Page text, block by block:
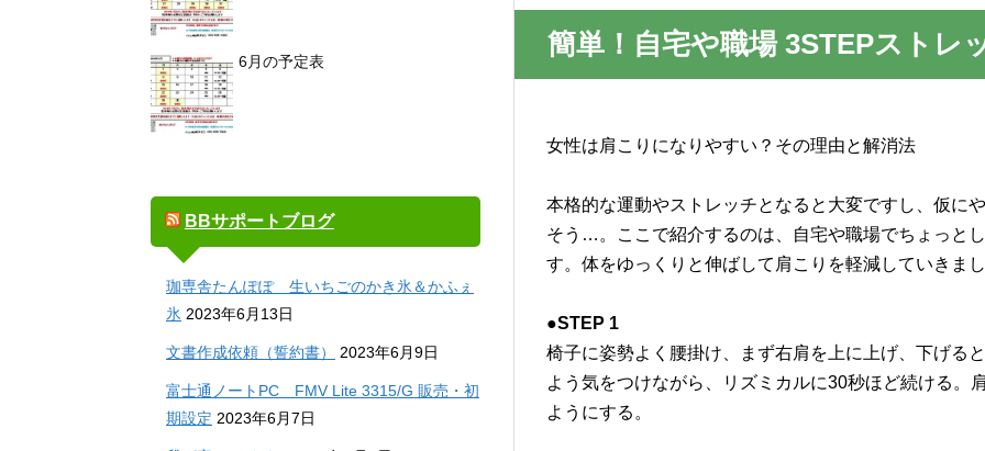
簡単！自宅や職場 3STEPストレ
女性は肩こりになりやすい？その理由と解消法
本格的な運動やストレッチとなると大変ですし、仮に
そう…。ここで紹介するのは、自宅や職場でちょっと
す。体をゆっくりと伸ばして肩こりを軽減していきま
●STEP 1
椅子に姿勢よく腰掛け、まず右肩を上に上げ、下げる
よう気をつけながら、リズミカルに30秒ほど続ける。
ようにする。
6月の予定表
BBサポートブログ
珈専舎たんぽぽ 生いちごのかき氷＆かふぇ
氷 2023年6月13日
文書作成依頼（誓約書） 2023年6月9日
富士通ノートPC FMV Lite 3315/G 販売・初
期設定 2023年6月7日